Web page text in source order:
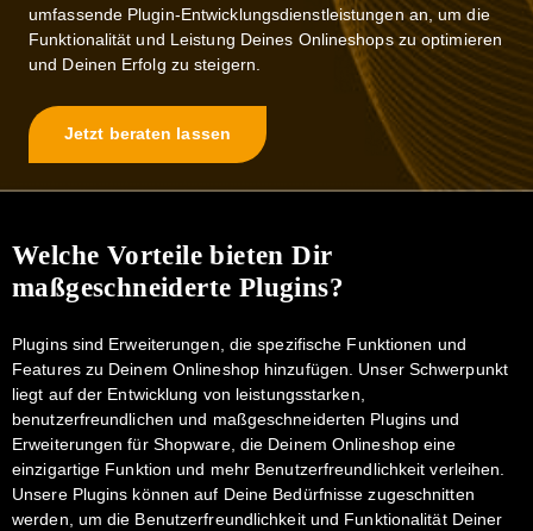
umfassende Plugin-Entwicklungsdienstleistungen an, um die
Funktionalität und Leistung Deines Onlineshops zu optimieren
und Deinen Erfolg zu steigern.
Jetzt beraten lassen
Welche Vorteile bieten Dir
maßgeschneiderte Plugins?
Plugins sind Erweiterungen, die spezifische Funktionen und
Features zu Deinem Onlineshop hinzufügen. Unser Schwerpunkt
liegt auf der Entwicklung von leistungsstarken,
benutzerfreundlichen und maßgeschneiderten Plugins und
Erweiterungen für Shopware, die Deinem Onlineshop eine
einzigartige Funktion und mehr Benutzerfreundlichkeit verleihen.
Unsere Plugins können auf Deine Bedürfnisse zugeschnitten
werden, um die Benutzerfreundlichkeit und Funktionalität Deiner